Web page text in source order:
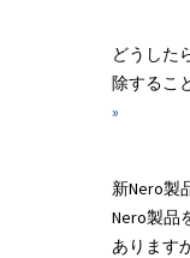
どうした
除するこ
»
新Nero製
Nero製品
あります